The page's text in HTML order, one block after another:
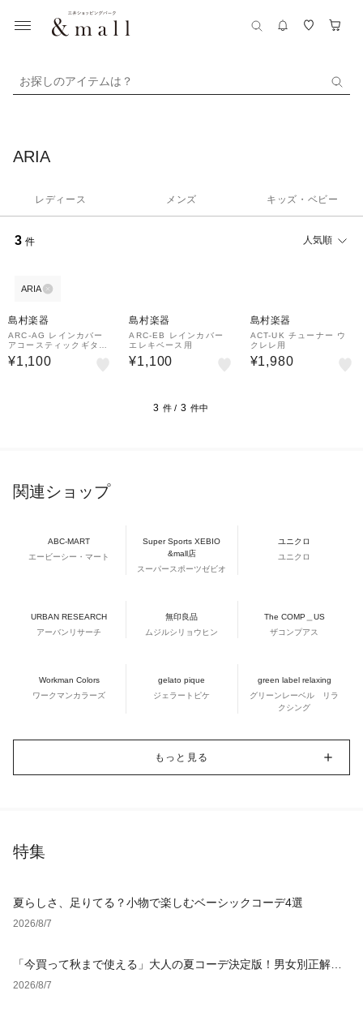
お探しのアイテムは？
ARIA
レディース メンズ キッズ・ベビー
3 件 人気順
ARIA
島村楽器
ARC-AG レインカバー
アコースティックギター
用
¥1,100
島村楽器
ARC-EB レインカバー
エレキベース用
¥1,100
島村楽器
ACT-UK チューナー ウ
クレレ用
¥1,980
3 件 / 3 件中
関連ショップ
ABC-MART
エービーシー・マート
Super Sports XEBIO
&mall店
スーパースポーツゼビオ
ユニクロ
ユニクロ
URBAN RESEARCH
アーバンリサーチ
無印良品
ムジルシリョウヒン
The COMP＿US
ザコンプアス
Workman Colors
ワークマンカラーズ
gelato pique
ジェラートピケ
green label relaxing
グリーンレーベル リラ
クシング
もっと見る
特集
夏らしさ、足りてる？小物で楽しむベーシックコーデ4選
2026/8/7
「今買って秋まで使える」大人の夏コーデ決定版！男女別正解ス
タイルとNGな着こなし
2026/8/7